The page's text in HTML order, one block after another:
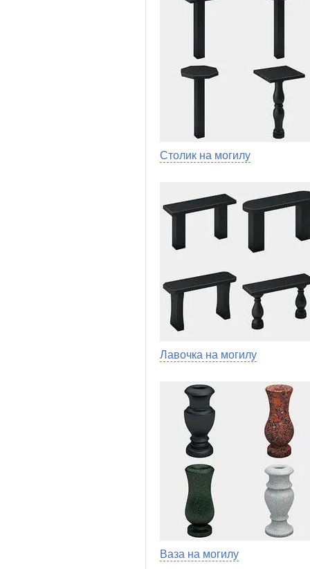
Столик на могилу
Лавочка на могилу
Ваза на могилу